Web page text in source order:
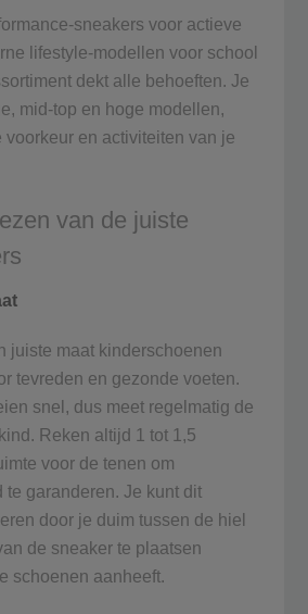
sneakers voor actieve
lifestyle-modellen voor school
dekt alle behoeften. Je
mid-top en hoge modellen,
en activiteiten van je
van de juiste
juiste maat kinderschoenen
tevreden en gezonde voeten.
snel, dus meet regelmatig de
Reken altijd 1 tot 1,5
voor de tenen om
te garanderen. Je kunt dit
door je duim tussen de hiel
de sneaker te plaatsen
schoenen aanheeft.